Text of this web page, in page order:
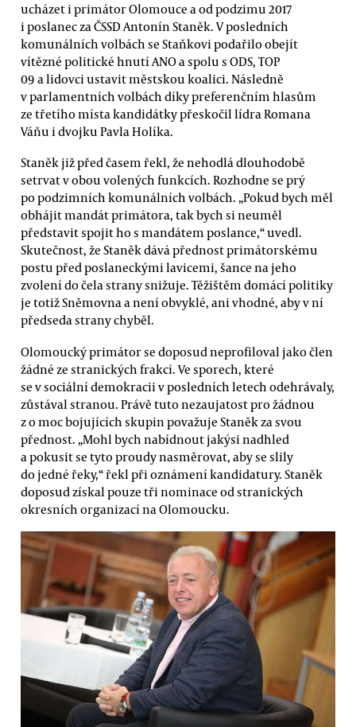
ucházet i primátor Olomouce a od podzimu 2017
i poslanec za ČSSD Antonín Staněk. V posledních
komunálních volbách se Staňkovi podařilo obejít
vítězné politické hnutí ANO a spolu s ODS, TOP
09 a lidovci ustavit městskou koalici. Následně
v parlamentních volbách díky preferenčním hlasům
ze třetího místa kandidátky přeskočil lídra Romana
Váňu i dvojku Pavla Holíka.
Staněk již před časem řekl, že nehodlá dlouhodobě
setrvat v obou volených funkcích. Rozhodne se prý
po podzimních komunálních volbách. „Pokud bych měl
obhájit mandát primátora, tak bych si neuměl
představit spojit ho s mandátem poslance,“ uvedl.
Skutečnost, že Staněk dává přednost primátorskému
postu před poslaneckými lavicemi, šance na jeho
zvolení do čela strany snižuje. Těžištěm domácí politiky
je totiž Sněmovna a není obvyklé, ani vhodné, aby v ní
předseda strany chyběl.
Olomoucký primátor se doposud neprofiloval jako člen
žádné ze stranických frakcí. Ve sporech, které
se v sociální demokracii v posledních letech odehrávaly,
zůstával stranou. Právě tuto nezaujatost pro žádnou
z o moc bojujících skupin považuje Staněk za svou
přednost. „Mohl bych nabídnout jakýsi nadhled
a pokusit se tyto proudy nasměrovat, aby se slily
do jedné řeky,“ řekl při oznámení kandidatury. Staněk
doposud získal pouze tři nominace od stranických
okresních organizací na Olomoucku.